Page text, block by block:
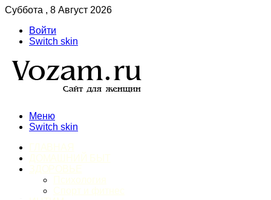
Суббота , 8 Август 2026
Войти
Switch skin
Меню
Switch skin